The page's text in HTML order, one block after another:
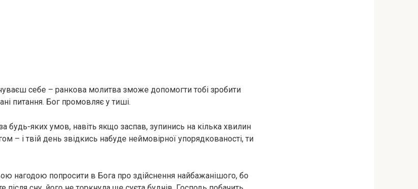
себе – ранкова молитва зможе допомогти тобі зробити
питання. Бог промовляє у тиші.
будь-яких умов, навіть якщо заспав, зупинись на кілька хвилин
– і твій день звідкись набуде неймовірної упорядкованості, ти
нагодою попросити в Бога про здійснення найбажанішого, бо